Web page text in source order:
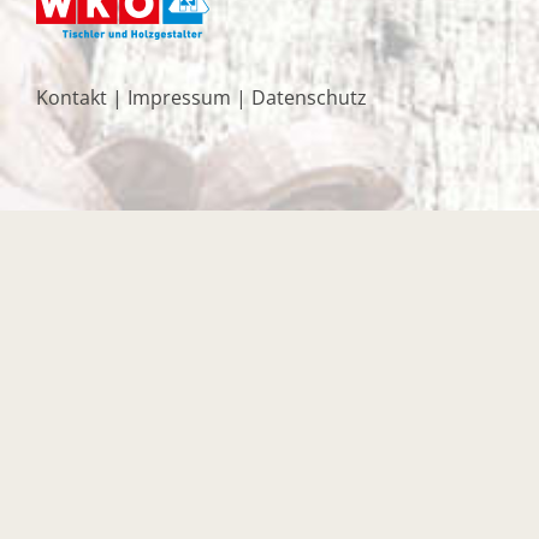
Kontakt | Impressum | Datenschutz